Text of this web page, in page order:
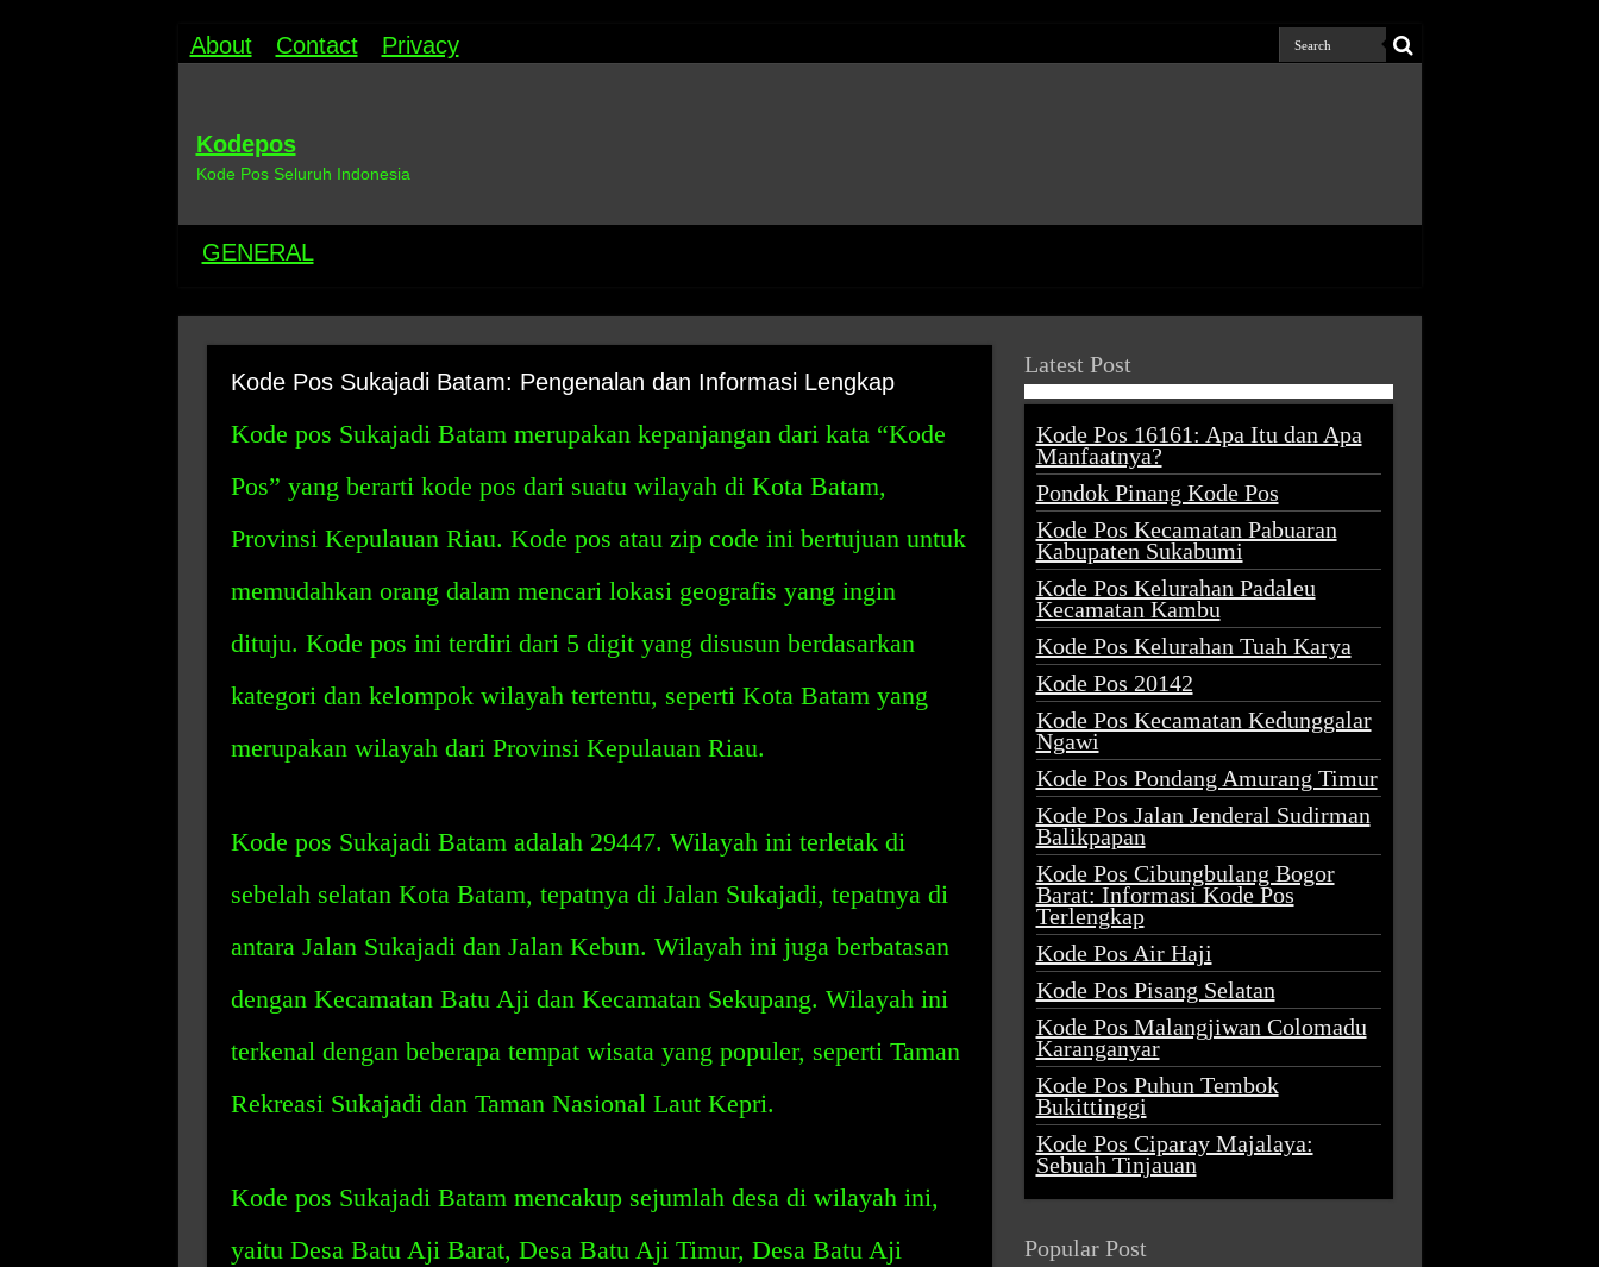
About Contact Privacy
Kodepos
Kode Pos Seluruh Indonesia
GENERAL
Kode Pos Sukajadi Batam: Pengenalan dan Informasi Lengkap
Kode pos Sukajadi Batam merupakan kepanjangan dari kata “Kode
Pos” yang berarti kode pos dari suatu wilayah di Kota Batam,
Provinsi Kepulauan Riau. Kode pos atau zip code ini bertujuan untuk
memudahkan orang dalam mencari lokasi geografis yang ingin
dituju. Kode pos ini terdiri dari 5 digit yang disusun berdasarkan
kategori dan kelompok wilayah tertentu, seperti Kota Batam yang
merupakan wilayah dari Provinsi Kepulauan Riau.
Kode pos Sukajadi Batam adalah 29447. Wilayah ini terletak di
sebelah selatan Kota Batam, tepatnya di Jalan Sukajadi, tepatnya di
antara Jalan Sukajadi dan Jalan Kebun. Wilayah ini juga berbatasan
dengan Kecamatan Batu Aji dan Kecamatan Sekupang. Wilayah ini
terkenal dengan beberapa tempat wisata yang populer, seperti Taman
Rekreasi Sukajadi dan Taman Nasional Laut Kepri.
Kode pos Sukajadi Batam mencakup sejumlah desa di wilayah ini,
yaitu Desa Batu Aji Barat, Desa Batu Aji Timur, Desa Batu Aji
Latest Post
Kode Pos 16161: Apa Itu dan Apa
Manfaatnya?
Pondok Pinang Kode Pos
Kode Pos Kecamatan Pabuaran
Kabupaten Sukabumi
Kode Pos Kelurahan Padaleu
Kecamatan Kambu
Kode Pos Kelurahan Tuah Karya
Kode Pos 20142
Kode Pos Kecamatan Kedunggalar
Ngawi
Kode Pos Pondang Amurang Timur
Kode Pos Jalan Jenderal Sudirman
Balikpapan
Kode Pos Cibungbulang Bogor
Barat: Informasi Kode Pos
Terlengkap
Kode Pos Air Haji
Kode Pos Pisang Selatan
Kode Pos Malangjiwan Colomadu
Karanganyar
Kode Pos Puhun Tembok
Bukittinggi
Kode Pos Ciparay Majalaya:
Sebuah Tinjauan
Popular Post